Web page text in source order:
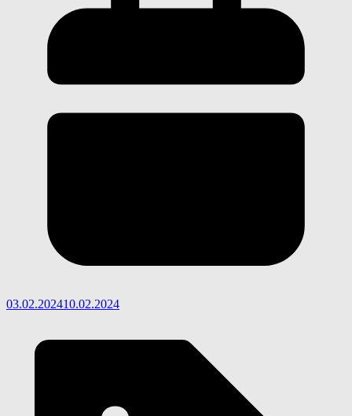
03.02.202410.02.2024